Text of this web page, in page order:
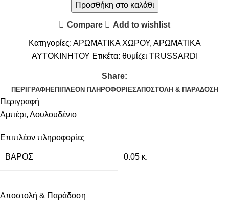
Προσθήκη στο καλάθι
Compare Add to wishlist
Κατηγορίες: ΑΡΩΜΑΤΙΚΑ ΧΩΡΟΥ, ΑΡΩΜΑΤΙΚΑ
ΑΥΤΟΚΙΝΗΤΟΥ Ετικέτα: θυμίζει TRUSSARDI
Share:
ΠΕΡΙΓΡΑΦΉ ΕΠΙΠΛΈΟΝ ΠΛΗΡΟΦΟΡΊΕΣΑΠΟΣΤΟΛΉ & ΠΑΡΆΔΟΣΗ
Περιγραφή
Αμπέρι, Λουλουδένιο
Επιπλέον πληροφορίες
ΒΆΡΟΣ 0.05 κ.
Αποστολή & Παράδοση